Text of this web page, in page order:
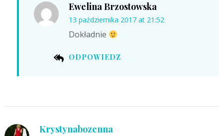
Ewelina Brzostowska
13 października 2017 at 21:52
ODPOWIEDZ
Dokładnie
Krystynabozenna